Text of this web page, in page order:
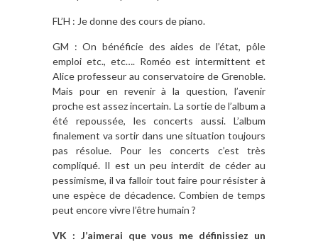
FL’H : Je donne des cours de piano.
GM : On bénéficie des aides de l’état, pôle
emploi etc., etc…. Roméo est intermittent et
Alice professeur au conservatoire de Grenoble.
Mais pour en revenir à la question, l’avenir
proche est assez incertain. La sortie de l’album a
été repoussée, les concerts aussi. L’album
finalement va sortir dans une situation toujours
pas résolue. Pour les concerts c’est très
compliqué. Il est un peu interdit de céder au
pessimisme, il va falloir tout faire pour résister à
une espèce de décadence. Combien de temps
peut encore vivre l’être humain ?
VK : J’aimerai que vous me définissiez un